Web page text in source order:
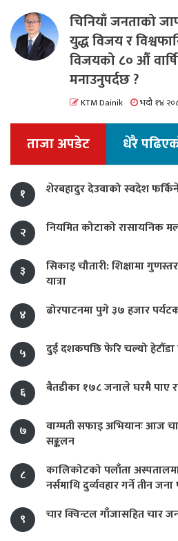
चिनियाँ जनताको
युद्ध विजय र
विजयको ८० औं
मनाउनुपर्दछ ?
KTM Dainik भदौ १४
ताजा अपडेट धेरै
१ शेरबहादुर देउवाको स्वदेश फर्किने
२ नियमित कोटाको रासायनिक
३
सिकाइ चौतारी: शिक्षामा
यात्रा
४
ढोरपाटनमा पुगे ३७ हजार
५ दुई दशकपछि फेरि चल्यो हेटौंडा
६ बैतडीका १७८ जनाले घरमै पाए
७
वाग्मती सफाइ अभियानः आज
सङ्कलन
८
कालिकोटको पलाँता
नर्समाथि दुर्व्यवहार गर्ने तीन जना
९
चार क्विन्टल गाँजासहित चार